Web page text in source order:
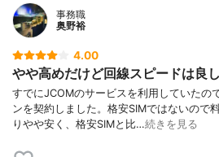
事務職
奥野裕
4.00
やや高めだけど回線スピードは良し
すでにJCOMのサービスを利用していたの
ンを契約しました。格安SIMではないので
りやや安く、格安SIMと比…続きを見る